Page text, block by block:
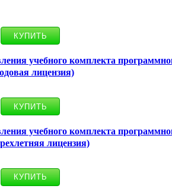
учебного комплекта
лицензия)
учебного комплекта
лицензия)